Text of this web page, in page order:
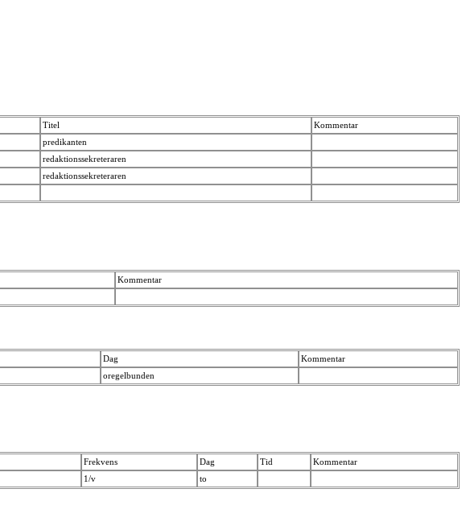
Titel
Kommentar
predikanten
redaktionssekreteraren
redaktionssekreteraren
Kommentar
Dag
Kommentar
oregelbunden
Frekvens Dag Tid
Kommentar
1/v to